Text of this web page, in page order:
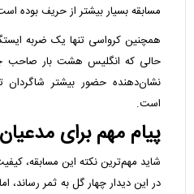
مسابقه بسیار بیشتر از حریف بوده
همچنین کرواسی تنها یک ضربه
حالی که انگلیس هشت بار صاحب
نشان‌دهنده حضور بیشتر
است.
پیام مهم برای
شاید مهم‌ترین نکته این مسابقه،
در این دیدار چهار گل به ثمر